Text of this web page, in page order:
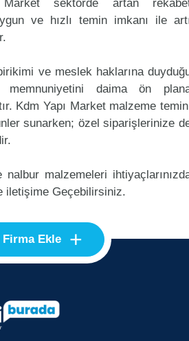
sektörde artan
ve hızlı temin imkanı ile
ve meslek haklarına
daima ön
Kdm Yapı Market malzeme
sunarken; özel siparişlerinize
nalbur malzemeleri
iletişime Geçebilirsiniz.
Firma Ekle +